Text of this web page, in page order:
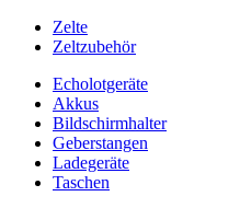
Zelte
Zeltzubehör
Echolotgeräte
Akkus
Bildschirmhalter
Geberstangen
Ladegeräte
Taschen